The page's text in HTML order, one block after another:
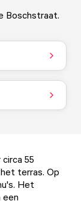
Boschstraat.
55
terras. Op
Het
een